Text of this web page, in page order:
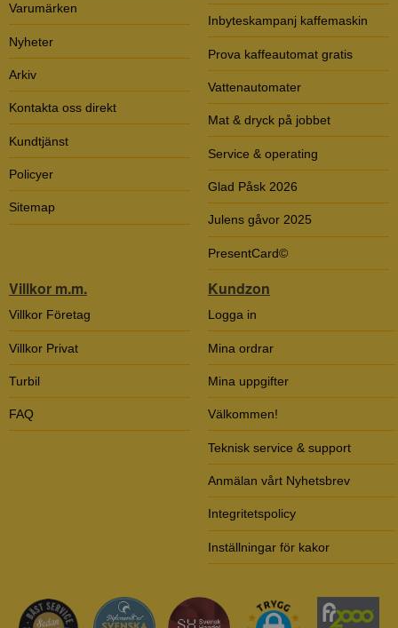
Varumärken
Nyheter
Arkiv
Kontakta oss direkt
Kundtjänst
Policyer
Sitemap
Inbyteskampanj kaffemaskin
Prova kaffeautomat gratis
Vattenautomater
Mat & dryck på jobbet
Service & operating
Glad Påsk 2026
Julens gåvor 2025
PresentCard©
Villkor m.m.
Villkor Företag
Villkor Privat
Turbil
FAQ
Kundzon
Logga in
Mina ordrar
Mina uppgifter
Välkommen!
Teknisk service & support
Anmälan vårt Nyhetsbrev
Integritetspolicy
Inställningar för kakor